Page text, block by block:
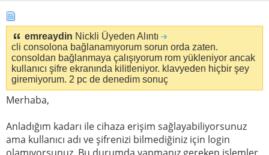
emreaydin Nickli Üyeden Alıntı
cli consolona bağlanamıyorum sorun orda zaten.
consoldan bağlanmaya çalışıyorum rom yükleniyor ancak
kullanıcı şifre ekranında kilitleniyor. klavyeden hiçbir şey
giremiyorum. 2 pc de denedim sonuç
Merhaba,
Anladığım kadarı ile cihaza erişim sağlayabiliyorsunuz
ama kullanıcı adı ve şifrenizi bilmediğiniz için login